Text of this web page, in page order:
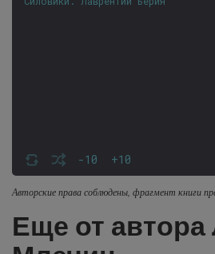
-10 +10
Авторские права соблюдены, фрагмент книги
Еще от